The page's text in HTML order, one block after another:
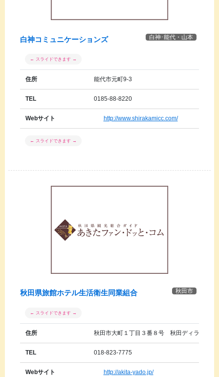
白神･能代・山本
白神コミュニケーションズ
住所 能代市元町9-3
TEL 0185-88-8220
Webサイト http://www.shirakamicc.com/
秋田市
秋田県旅館ホテル生活衛生同業組合
住所 秋田市大町１丁目３番８号 秋田ディライトビ
TEL 018-823-7775
Webサイト http://akita-yado.jp/